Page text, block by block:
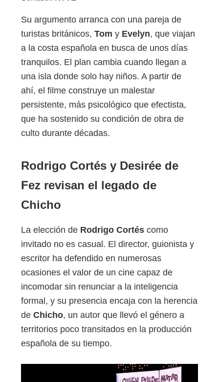
Su argumento arranca con una pareja de
turistas británicos, Tom y Evelyn, que viajan
a la costa española en busca de unos días
tranquilos. El plan cambia cuando llegan a
una isla donde solo hay niños. A partir de
ahí, el filme construye un malestar
persistente, más psicológico que efectista,
que ha sostenido su condición de obra de
culto durante décadas.
Rodrigo Cortés y Desirée de
Fez revisan el legado de
Chicho
La elección de Rodrigo Cortés como
invitado no es casual. El director, guionista y
escritor ha defendido en numerosas
ocasiones el valor de un cine capaz de
incomodar sin renunciar a la inteligencia
formal, y su presencia encaja con la herencia
de Chicho, un autor que llevó el género a
territorios poco transitados en la producción
española de su tiempo.